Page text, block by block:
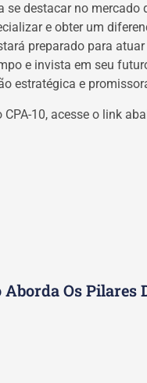
destacar no mercado
e obter um
preparado para
e invista em seu
estratégica e
10, acesse o link